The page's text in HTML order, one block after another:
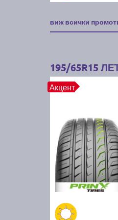
виж всички
195/65R15
Акцент